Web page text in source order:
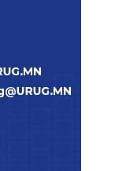
дэвших